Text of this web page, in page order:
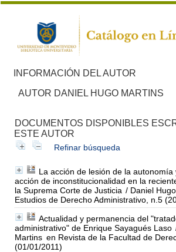
INFORMACIÓN DEL AUTOR
AUTOR DANIEL HUGO MARTINS
DOCUMENTOS DISPONIBLES
ESTE AUTOR
Refinar búsqueda
La acción de lesión de la autonomía
acción de inconstitucionalidad en la
la Suprema Corte de Justicia / Daniel
Estudios de Derecho Administrativo, n.5
Actualidad y permanencia del
administrativo" de Enrique Sayagués Laso
Martins en Revista de la Facultad de
(01/01/2011)